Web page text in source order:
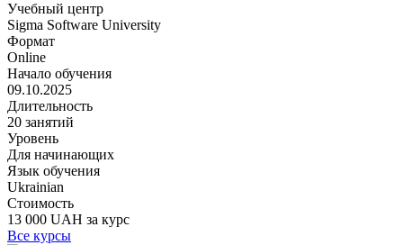
Учебный центр
Sigma Software University
Формат
Online
Начало обучения
09.10.2025
Длительность
20 занятий
Уровень
Для начинающих
Язык обучения
Ukrainian
Стоимость
13 000 UAH за курс
Все курсы